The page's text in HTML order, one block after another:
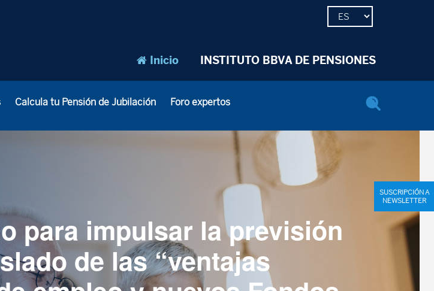
Inicio INSTITUTO BBVA DE PENSIONES
Calcula tu Pensión de Jubilación Foro expertos
para impulsar la previsión
de las “ventajas
SUSCRIPCIÓN A
NEWSLETTER